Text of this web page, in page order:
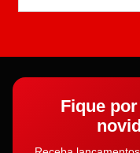
Fique